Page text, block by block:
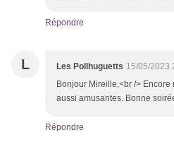
Répondre
L Les Pollhuguetts 15/05/2023
Bonjour Mireille,<br />
aussi amusantes. Bonne
Répondre